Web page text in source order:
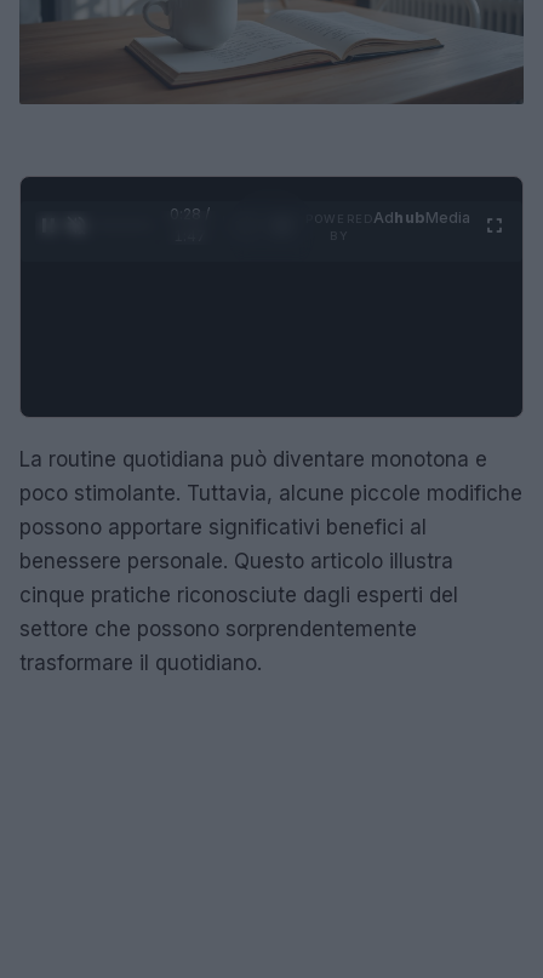
0:29 /
AdhubMedia
La routine quotidiana può diventare monotona e
poco stimolante. Tuttavia, alcune piccole modifiche
possono apportare significativi benefici al
benessere personale. Questo articolo illustra
cinque pratiche riconosciute dagli esperti del
settore che possono sorprendentemente
trasformare il quotidiano.